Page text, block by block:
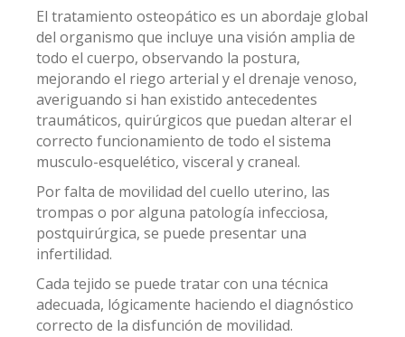
El tratamiento osteopático es un abordaje global
del organismo que incluye una visión amplia de
todo el cuerpo, observando la postura,
mejorando el riego arterial y el drenaje venoso,
averiguando si han existido antecedentes
traumáticos, quirúrgicos que puedan alterar el
correcto funcionamiento de todo el sistema
musculo-esquelético, visceral y craneal.
Por falta de movilidad del cuello uterino, las
trompas o por alguna patología infecciosa,
postquirúrgica, se puede presentar una
infertilidad.
Cada tejido se puede tratar con una técnica
adecuada, lógicamente haciendo el diagnóstico
correcto de la disfunción de movilidad.